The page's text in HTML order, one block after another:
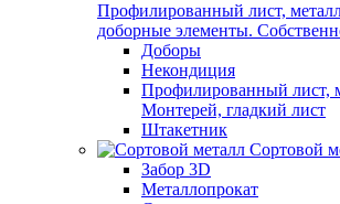
Профилированный лист,
доборные элементы.
Доборы
Некондиция
Профилированный лист,
Монтерей, гладкий лист
Штакетник
Сортовой
Забор 3D
Металлопрокат